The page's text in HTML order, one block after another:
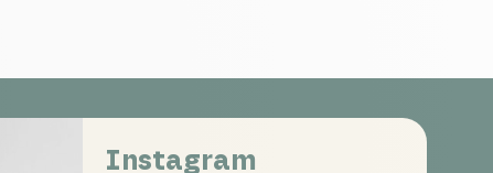
Instagram